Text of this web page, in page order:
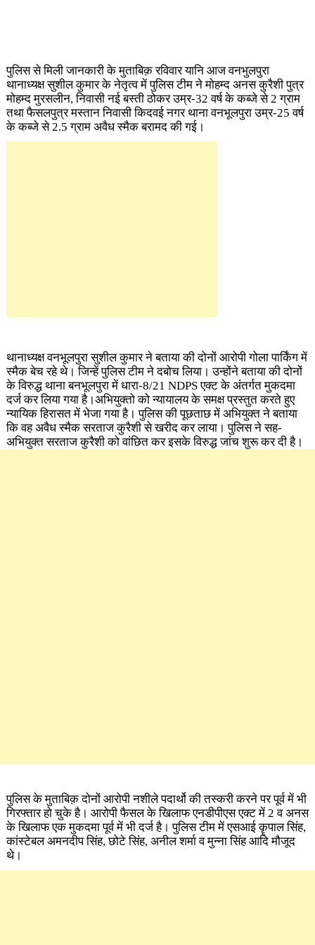
पुलिस से मिली जानकारी के मुताबिक़ रविवार यानि आज वनभुलपुरा
थानाध्यक्ष सुशील कुमार के नेतृत्व में पुलिस टीम ने मोहम्द अनस कुरैशी पुत्र
मोहम्द मुरसलीन, निवासी नई बस्ती ठोकर उम्र-32 वर्ष के कब्जे से 2 ग्राम
तथा फैसलपुत्र मस्तान निवासी किदवई नगर थाना वनभूलपुरा उम्र-25 वर्ष
के कब्जे से 2.5 ग्राम अवैध स्मैक बरामद की गई।
थानाध्यक्ष वनभूलपुरा सुशील कुमार ने बताया की दोनों आरोपी गोला पार्किंग में
स्मैक बेच रहे थे। जिन्हें पुलिस टीम ने दबोच लिया। उन्होंने बताया की दोनों
के विरुद्ध थाना बनभूलपुरा में धारा-8/21 NDPS एक्ट के अंतर्गत मुकदमा
दर्ज कर लिया गया है।अभियुक्तो को न्यायालय के समक्ष प्रस्तुत करते हुए
न्यायिक हिरासत में भेजा गया है। पुलिस की पूछताछ में अभियुक्त ने बताया
कि वह अवैध स्मैक सरताज कुरैशी से खरीद कर लाया। पुलिस ने सह-
अभियुक्त सरताज कुरैशी को वांछित कर इसके विरुद्ध जांच शुरू कर दी है।
पुलिस के मुताबिक़ दोनों आरोपी नशीले पदार्थो की तस्करी करने पर पूर्व में भी
गिरफ्तार हो चुके है। आरोपी फैसल के खिलाफ एनडीपीएस एक्ट में 2 व अनस
के खिलाफ एक मुकदमा पूर्व में भी दर्ज है। पुलिस टीम में एसआई कॄपाल सिंह,
कांस्टेबल अमनदीप सिंह, छोटे सिंह, अनील शर्मा व मुन्ना सिंह आदि मौजूद
थे।